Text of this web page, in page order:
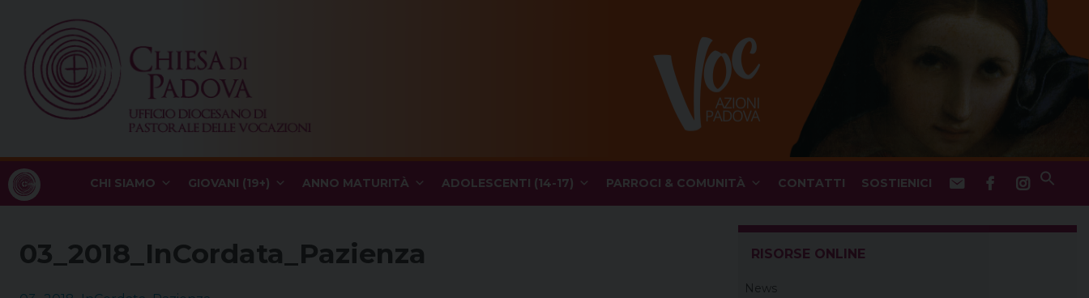
content
CHI SIAMO GIOVANI (19+) ANNO MATURITÀ ADOLESCENTI (14-17) PARROCI & COMUNITÀ CONTATTI SOSTIENICI
03_2018_InCordata_Pazienza RISORSE ONLINE
News